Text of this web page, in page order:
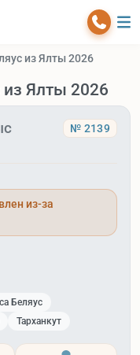
из Ялты 2026
из Ялты 2026
№ 2139
из-за
Беляус
Тарханкут